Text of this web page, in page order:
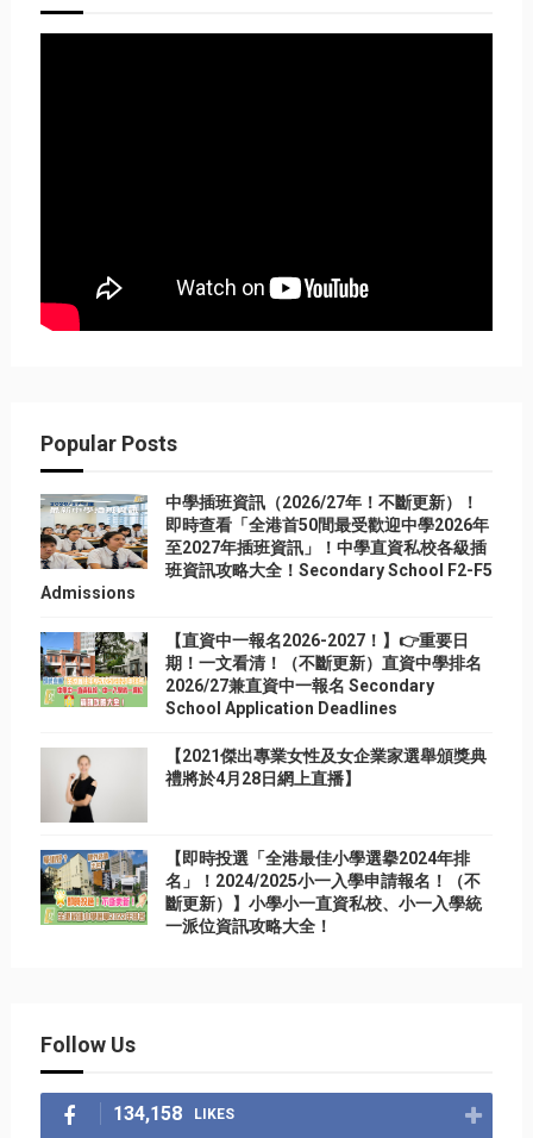
Popular Posts
中學插班資訊（2026/27年！不斷更新）！
即時查看「全港首50間最受歡迎中學2026年
至2027年插班資訊」！中學直資私校各級插
班資訊攻略大全！Secondary School F2-F5
Admissions
【直資中一報名2026-2027！】👉重要日
期！一文看清！（不斷更新）直資中學排名
2026/27兼直資中一報名 Secondary
School Application Deadlines
【2021傑出專業女性及女企業家選舉頒獎典
禮將於4月28日網上直播】
【即時投選「全港最佳小學選擧2024年排
名」！2024/2025小一入學申請報名！（不
斷更新）】小學小一直資私校、小一入學統
一派位資訊攻略大全！
Follow Us
134,158 LIKES